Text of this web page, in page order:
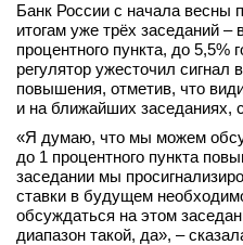
Банк России с начала весны
итогам уже трёх заседаний –
процентного пункта, до
регулятор ужесточил сигнал
повышения, отметив, что
и на ближайших заседаниях,
«Я думаю, что мы можем
до 1 процентного пункта
заседании мы
ставки в будущем
обсуждаться на этом
диапазон такой, да», –